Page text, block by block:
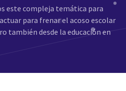
este compleja temática para
para frenar el acoso escolar
también desde la educación en